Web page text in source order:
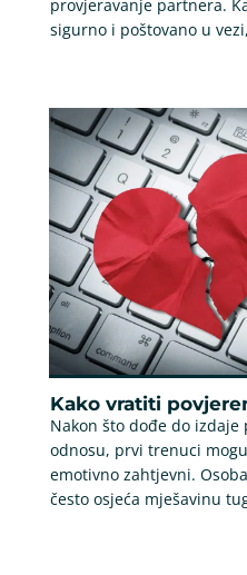
provjeravanje partnera.
sigurno i poštovano u
Kako vratiti
Nakon što dođe do
odnosu, prvi trenuci
emotivno zahtjevni.
često osjeća mješavinu